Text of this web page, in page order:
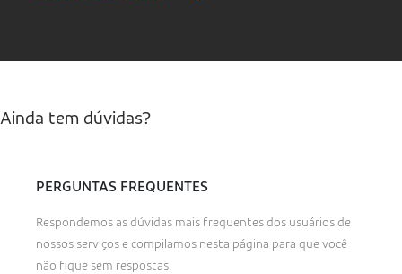
Ainda tem dúvidas?
PERGUNTAS FREQUENTES
Respondemos as dúvidas mais frequentes dos usuários de
nossos serviços e compilamos nesta página para que você
não fique sem respostas.